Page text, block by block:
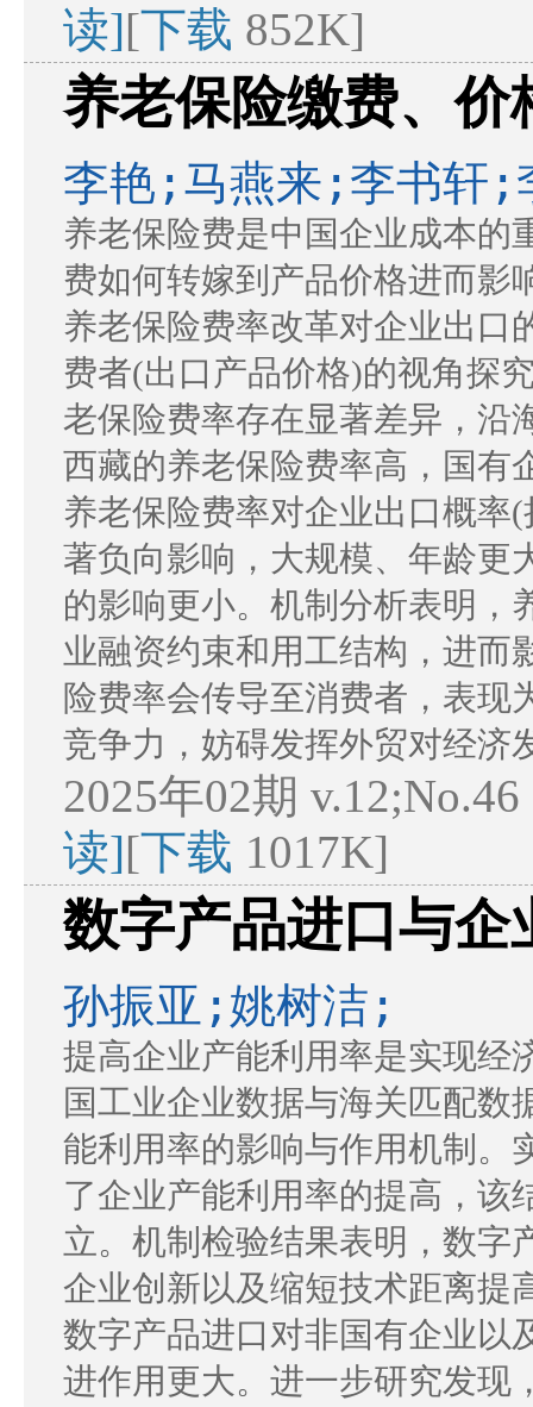
读][下载 852K]
养老保险缴费、价
李艳;马燕来;李书轩;
养老保险费是中国企业成本的
费如何转嫁到产品价格进而影
养老保险费率改革对企业出口
费者(出口产品价格)的视角探
老保险费率存在显著差异，沿
西藏的养老保险费率高，国有
养老保险费率对企业出口概率
著负向影响，大规模、年龄更
的影响更小。机制分析表明，
业融资约束和用工结构，进而
险费率会传导至消费者，表现
竞争力，妨碍发挥外贸对经济
2025年02期
读][下载 1017K]
数字产品进口与企
孙振亚;姚树洁;
提高企业产能利用率是实现经
国工业企业数据与海关匹配数
能利用率的影响与作用机制。
了企业产能利用率的提高，该
立。机制检验结果表明，数字
企业创新以及缩短技术距离提
数字产品进口对非国有企业以
进作用更大。进一步研究发现